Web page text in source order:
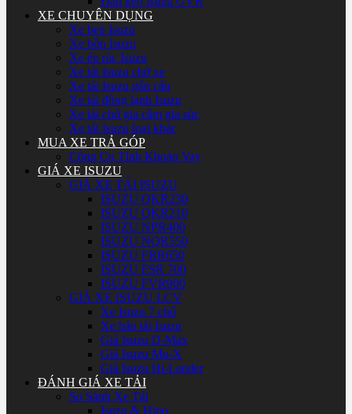
XE CHUYÊN DỤNG
Xe ben Isuzu
Xe bồn Isuzu
Xe ép rác Isuzu
Xe tải Isuzu chở xe
Xe tải Isuzu gắn cẩu
Xe tải đông lạnh Isuzu
Xe tải chở gia cầm gia súc
Xe tải Isuzu loại khác
MUA XE TRẢ GÓP
Công Cụ Tính Khoản Vay
GIÁ XE ISUZU
GIÁ XE TẢI ISUZU
ISUZU QKR230
ISUZU QKR210
ISUZU NPR400
ISUZU NQR550
ISUZU FRR650
ISUZU FSR 700
ISUZU FVR900
GIÁ XE ISUZU LCV
Xe Isuzu 7 chổ
Xe bán tải Isuzu
Giá Isuzu D-Max
Giá Isuzu Mu-X
Giá Isuzu Hi-Lander
ĐÁNH GIÁ XE TẢI
So Sánh Xe Tải
Isuzu & Hino